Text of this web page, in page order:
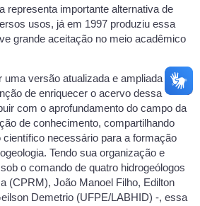
representa importante alternativa de
usos, já em 1997 produziu essa
grande aceitação no meio acadêmico
uma versão atualizada e ampliada da
de enriquecer o acervo dessa
com o aprofundamento do campo da
de conhecimento, compartilhando
científico necessário para a formação
Tendo sua organização e
o comando de quatro hidrogeólogos
(CPRM), João Manoel Filho, Edilton
Demetrio (UFPE/LABHID) -, essa